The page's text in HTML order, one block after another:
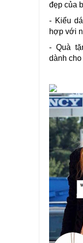
đẹp của
- Kiểu
hợp với
- Quà
dành